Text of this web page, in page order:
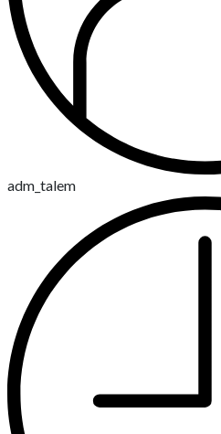
adm_talem